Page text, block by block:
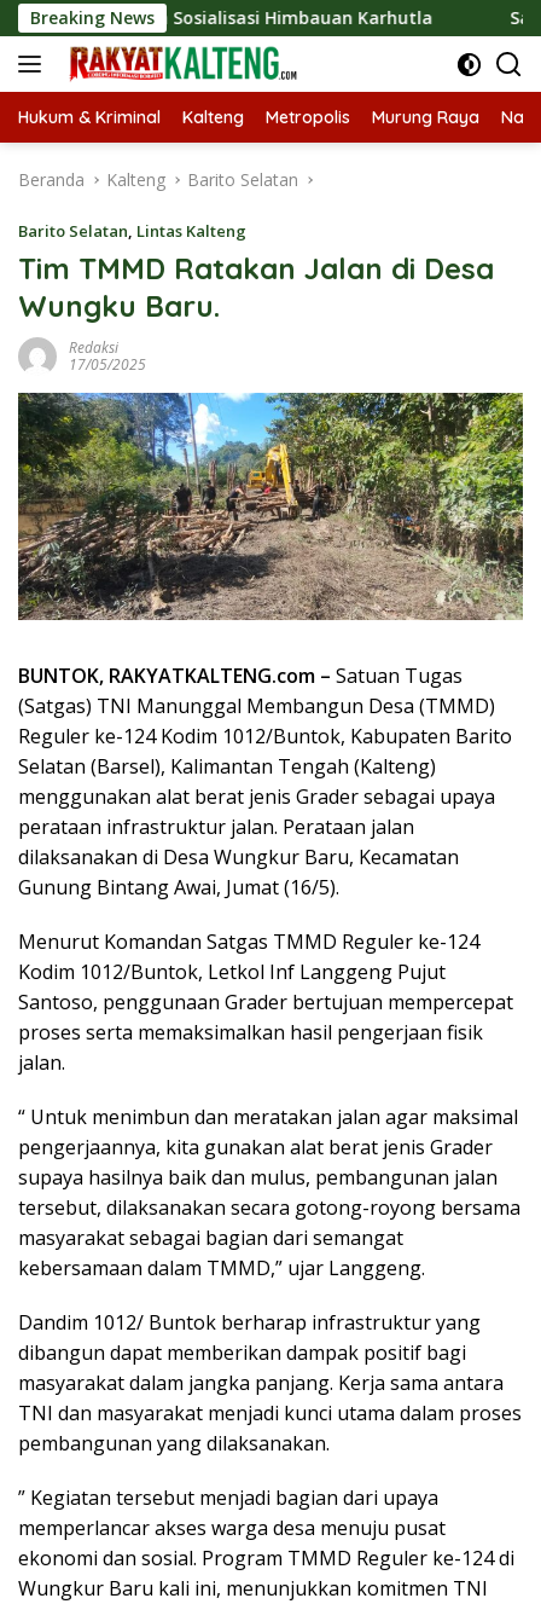
Langsung
ke
konten
Breaking News
Sosialisasi Himbauan Karhutla Satresnarkoba
Hukum & Kriminal Kalteng Metropolis Murung Raya
Beranda Kalteng Barito Selatan
Barito Selatan, Lintas Kalteng
Tim TMMD Ratakan Jalan di Desa
Wungku Baru.
Redaksi
17/05/2025
BUNTOK, RAKYATKALTENG.com – Satuan Tugas
(Satgas) TNI Manunggal Membangun Desa (TMMD)
Reguler ke-124 Kodim 1012/Buntok, Kabupaten Barito
Selatan (Barsel), Kalimantan Tengah (Kalteng)
menggunakan alat berat jenis Grader sebagai upaya
perataan infrastruktur jalan. Perataan jalan
dilaksanakan di Desa Wungkur Baru, Kecamatan
Gunung Bintang Awai, Jumat (16/5).
Menurut Komandan Satgas TMMD Reguler ke-124
Kodim 1012/Buntok, Letkol Inf Langgeng Pujut
Santoso, penggunaan Grader bertujuan mempercepat
proses serta memaksimalkan hasil pengerjaan fisik
jalan.
“ Untuk menimbun dan meratakan jalan agar maksimal
pengerjaannya, kita gunakan alat berat jenis Grader
supaya hasilnya baik dan mulus, pembangunan jalan
tersebut, dilaksanakan secara gotong-royong bersama
masyarakat sebagai bagian dari semangat
kebersamaan dalam TMMD,” ujar Langgeng.
Dandim 1012/ Buntok berharap infrastruktur yang
dibangun dapat memberikan dampak positif bagi
masyarakat dalam jangka panjang. Kerja sama antara
TNI dan masyarakat menjadi kunci utama dalam proses
pembangunan yang dilaksanakan.
” Kegiatan tersebut menjadi bagian dari upaya
memperlancar akses warga desa menuju pusat
ekonomi dan sosial. Program TMMD Reguler ke-124 di
Wungkur Baru kali ini, menunjukkan komitmen TNI